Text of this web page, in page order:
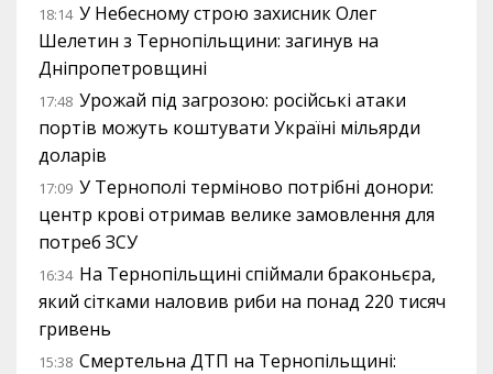
18:14 У Небесному строю захисник Олег
Шелетин з Тернопільщини: загинув на
Дніпропетровщині
17:48 Урожай під загрозою: російські атаки
портів можуть коштувати Україні мільярди
доларів
17:09 У Тернополі терміново потрібні донори:
центр крові отримав велике замовлення для
потреб ЗСУ
16:34 На Тернопільщині спіймали браконьєра,
який сітками наловив риби на понад 220 тисяч
гривень
15:38 Смертельна ДТП на Тернопільщині: